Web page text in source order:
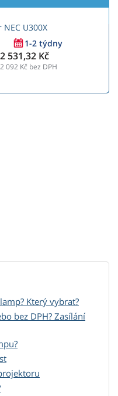
U300X
1-2 týdny
2 531,32 Kč
2 092 Kč bez DPH
Který vybrat?
bez DPH? Zasílání